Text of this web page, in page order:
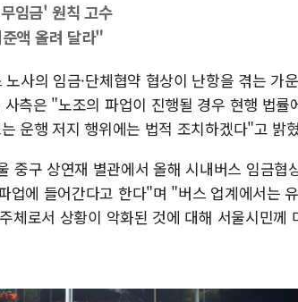
민병덕 "오
종합특검, '
코스피·코
'입추'인데
"최대 2시
임금' 원칙 고수
액 올려 달라"
사의 임금·단체협약 협상이 난항을 겪는 가
측은 "노조의 파업이 진행될 경우 현행 법률
운행 저지 행위에는 법적 조치하겠다"고 밝
중구 상연재 별관에서 올해 시내버스 임금협
업에 들어간다고 한다"며 "버스 업계에서는
체로서 상황이 악화된 것에 대해 서울시민께